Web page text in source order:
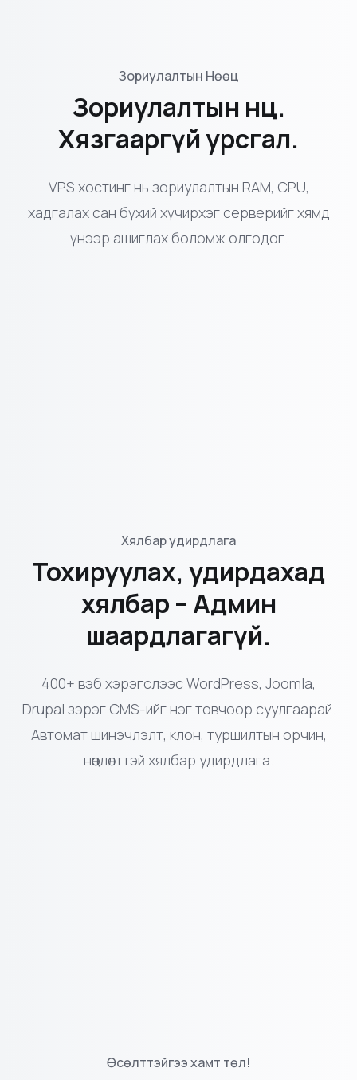
Зориулалтын Нөөц
Зориулалтын нөөц.
Хязгааргүй урсгал.
VPS хостинг нь зориулалтын RAM, CPU,
хадгалах сан бүхий хүчирхэг серверийг хямд
үнээр ашиглах боломж олгодог.
Хялбар удирдлага
Тохируулах, удирдахад
хялбар – Админ
шаардлагагүй.
400+ вэб хэрэгслээс WordPress, Joomla,
Drupal зэрэг CMS-ийг нэг товчоор суулгаарай.